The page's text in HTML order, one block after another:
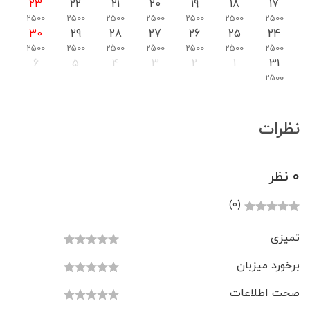
17
2500
18
2500
19
2500
20
2500
21
2500
22
2500
23
2500
24
2500
25
2500
26
2500
27
2500
28
2500
29
2500
30
2500
31
2500
1
2
3
4
5
6
نظرات
0 نظر
(0)
تمیزی
برخورد میزبان
صحت اطلاعات